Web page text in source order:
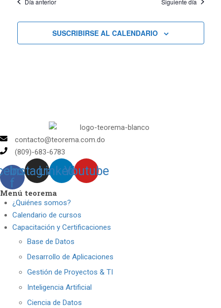
SUSCRIBIRSE AL CALENDARIO
contacto@teorema.com.do
(809)-683-6783
f
Instagram
LinkedinYoutube
Menú teorema
¿Quiénes somos?
Calendario de cursos
Capacitación y Certificaciones
Base de Datos
Desarrollo de Aplicaciones
Gestión de Proyectos & TI
Inteligencia Artificial
Ciencia de Datos